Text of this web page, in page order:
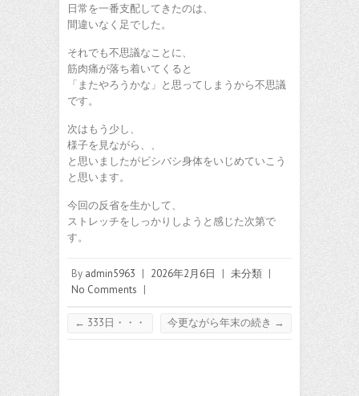
日常を一番支配してきたのは、
間違いなく足でした。
それでも不思議なことに、
筋肉痛が落ち着いてくると
「またやろうかな」と思ってしまうから不思議
です。
次はもう少し、
様子を見ながら、、
と思いましたがビシバシ身体をいじめていこう
と思います。
今回の反省を生かして、
ストレッチをしっかりしようと感じた次第で
す。
By admin5963 | 2026年2月6日 | 未分類 |
No Comments |
← 333日・・・ 今更ながら年末の続き →